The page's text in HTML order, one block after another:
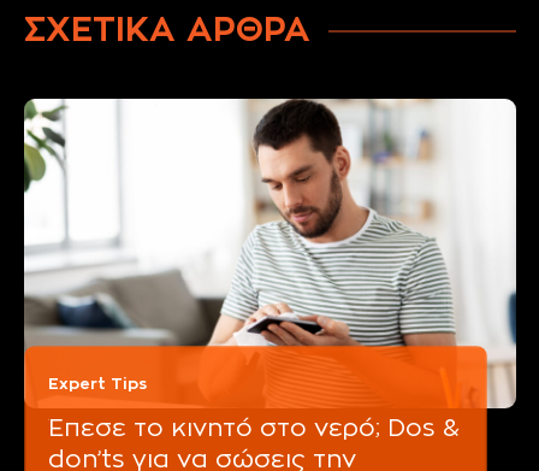
ΣΧΕΤΙΚΑ ΑΡΘΡΑ
Expert Tips
Έπεσε το κινητό στο νερό; Dos &
don’ts για να σώσεις την